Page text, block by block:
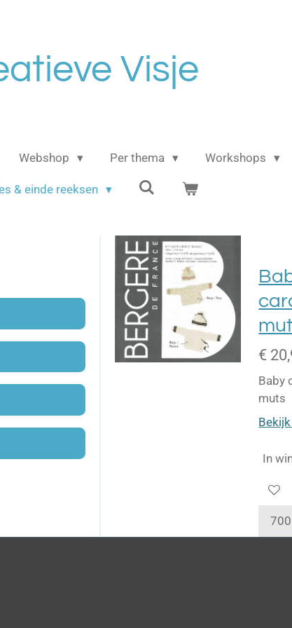
Visje
Webshop Per thema Workshops
& einde reeksen
€
Baby
muts
In